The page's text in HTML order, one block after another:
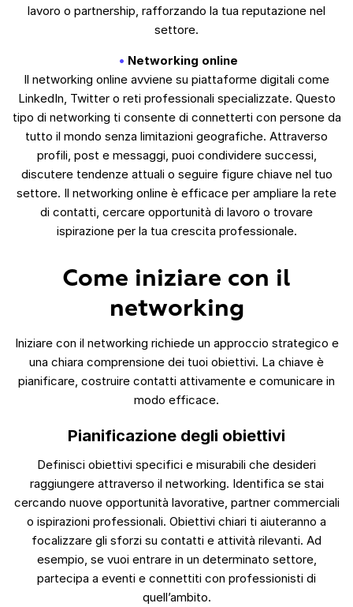
lavoro o partnership, rafforzando la tua reputazione nel
settore.
Networking online
Il networking online avviene su piattaforme digitali come
LinkedIn, Twitter o reti professionali specializzate. Questo
tipo di networking ti consente di connetterti con persone da
tutto il mondo senza limitazioni geografiche. Attraverso
profili, post e messaggi, puoi condividere successi,
discutere tendenze attuali o seguire figure chiave nel tuo
settore. Il networking online è efficace per ampliare la rete
di contatti, cercare opportunità di lavoro o trovare
ispirazione per la tua crescita professionale.
Come iniziare con il
networking
Iniziare con il networking richiede un approccio strategico e
una chiara comprensione dei tuoi obiettivi. La chiave è
pianificare, costruire contatti attivamente e comunicare in
modo efficace.
Pianificazione degli obiettivi
Definisci obiettivi specifici e misurabili che desideri
raggiungere attraverso il networking. Identifica se stai
cercando nuove opportunità lavorative, partner commerciali
o ispirazioni professionali. Obiettivi chiari ti aiuteranno a
focalizzare gli sforzi su contatti e attività rilevanti. Ad
esempio, se vuoi entrare in un determinato settore,
partecipa a eventi e connettiti con professionisti di
quell’ambito.